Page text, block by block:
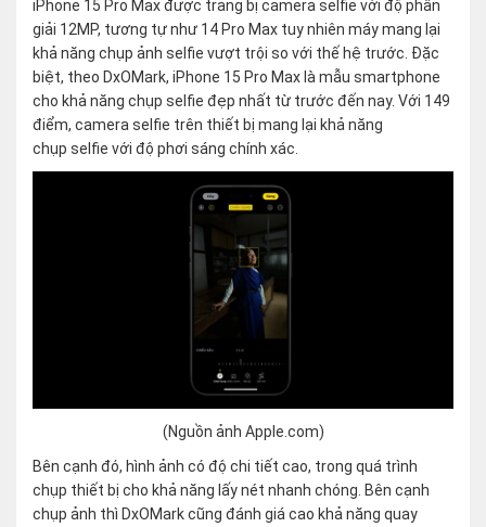
iPhone 15 Pro Max được trang bị camera selfie với độ phân
giải 12MP, tương tự như 14 Pro Max tuy nhiên máy mang lại
khả năng chụp ảnh selfie vượt trội so với thế hệ trước. Đặc
biệt, theo DxOMark, iPhone 15 Pro Max là mẫu smartphone
cho khả năng chụp selfie đẹp nhất từ trước đến nay. Với 149
điểm, camera selfie trên thiết bị mang lại khả năng
chụp selfie với độ phơi sáng chính xác.
(Nguồn ảnh Apple.com)
Bên cạnh đó, hình ảnh có độ chi tiết cao, trong quá trình
chụp thiết bị cho khả năng lấy nét nhanh chóng. Bên cạnh
chụp ảnh thì DxOMark cũng đánh giá cao khả năng quay